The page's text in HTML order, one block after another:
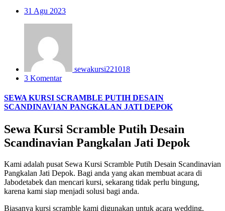
31 Agu 2023
sewakursi221018
3 Komentar
SEWA KURSI SCRAMBLE PUTIH DESAIN
SCANDINAVIAN PANGKALAN JATI DEPOK
Sewa Kursi Scramble Putih Desain
Scandinavian Pangkalan Jati Depok
Kami adalah pusat Sewa Kursi Scramble Putih Desain Scandinavian
Pangkalan Jati Depok. Bagi anda yang akan membuat acara di
Jabodetabek dan mencari kursi, sekarang tidak perlu bingung,
karena kami siap menjadi solusi bagi anda.
Biasanya kursi scramble kami digunakan untuk acara wedding,